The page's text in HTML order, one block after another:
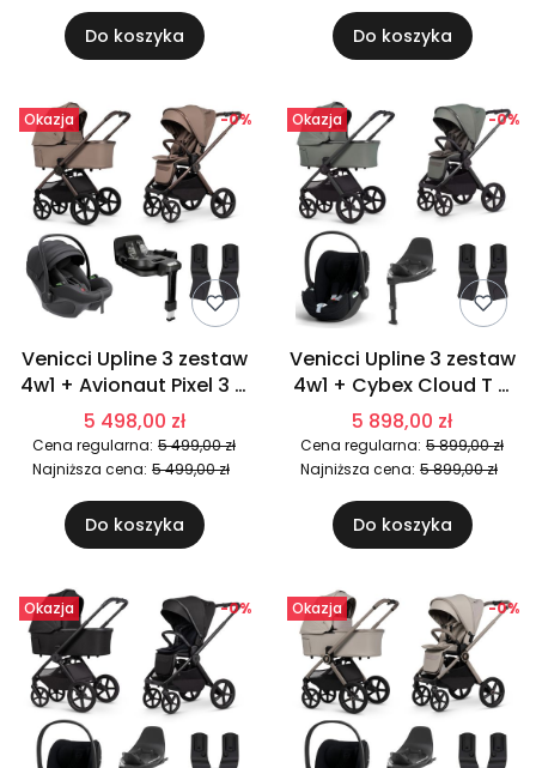
Do koszyka Do koszyka
Okazja
Venicci Upline 3 zestaw
4w1 + Avionaut Pixel 3 +
IQ Orbit | Sand
5 498,00 zł
Cena regularna: 5 499,00 zł
-0%
Najniższa cena: 5 499,00 zł
Do koszyka
Okazja
Venicci Upline 3 zestaw
4w1 + Cybex Cloud T +
Base T | Aloe
5 898,00 zł
Cena regularna: 5 899,00 zł
-0%
Najniższa cena: 5 899,00 zł
Do koszyka
Okazja -0% Okazja -0%